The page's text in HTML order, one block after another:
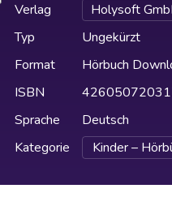
Verlag
Holysoft
Typ
Ungekürzt
Format
Hörbuch
ISBN
Sprache
Deutsch
Kategorie
Kinder –